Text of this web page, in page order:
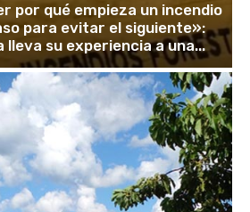
por qué empieza un incendio
para evitar el siguiente»:
lleva su experiencia a una...